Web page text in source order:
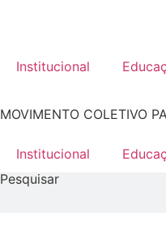
Institucional
MOVIMENTO COLETIVO
Institucional
Pesquisar